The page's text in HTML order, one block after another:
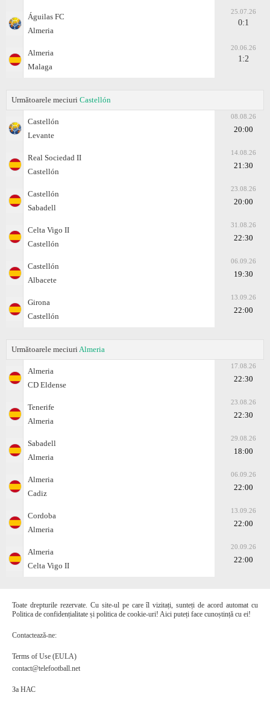
Águilas FC
Almeria
25.07.26
0:1
Almeria
Malaga
20.06.26
1:2
Următoarele meciuri Castellón
Castellón
Levante
08.08.26
20:00
Real Sociedad II
Castellón
14.08.26
21:30
Castellón
Sabadell
23.08.26
20:00
Celta Vigo II
Castellón
31.08.26
22:30
Castellón
Albacete
06.09.26
19:30
Girona
Castellón
13.09.26
22:00
Următoarele meciuri Almeria
Almeria
CD Eldense
17.08.26
22:30
Tenerife
Almeria
23.08.26
22:30
Sabadell
Almeria
29.08.26
18:00
Almeria
Cadiz
06.09.26
22:00
Cordoba
Almeria
13.09.26
22:00
Almeria
Celta Vigo II
20.09.26
22:00
Toate drepturile rezervate. Cu site-ul pe care îl vizitați, sunteți de acord automat cu
Politica de confidențialitate și politica de cookie-uri! Aici puteți face cunoștință cu ei!
Contactează-ne:
Terms of Use (EULA)
contact@telefootball.net
За НАС